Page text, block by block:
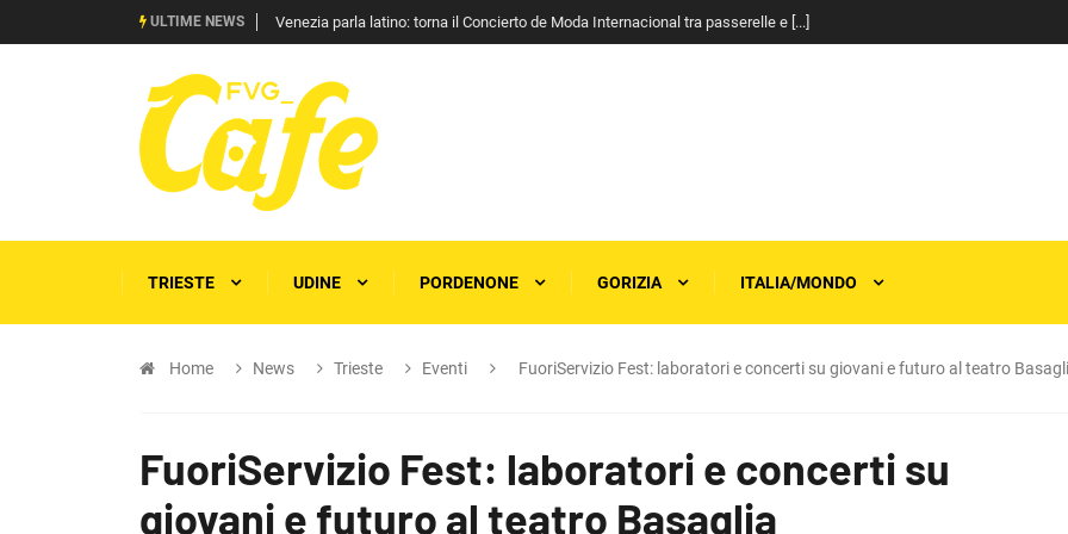
ULTIME NEWS Pride di Roma, Francesca Pascale scrive a Gualtieri: “Basta esclusioni, il [...]
TRIESTE UDINE PORDENONE GORIZIA ITALIA/MONDO
Home News Trieste Eventi FuoriServizio Fest: laboratori e concerti su giovani e futuro al teatro
FuoriServizio Fest: laboratori e concerti su
giovani e futuro al teatro Basaglia